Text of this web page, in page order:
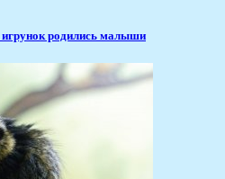
игрунок родились малыши